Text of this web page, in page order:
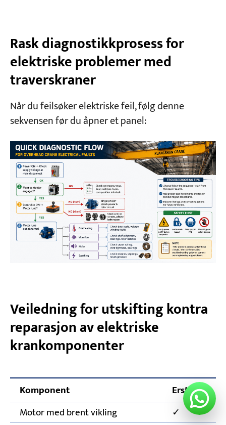
Rask diagnostikkprosess for
elektriske problemer med
traverskraner
Når du feilsøker elektriske feil, følg denne
sekvensen før du åpner et panel:
Veiledning for utskifting kontra
reparasjon av elektriske
krankomponenter
Komponent
Erstatt
Motor med brent vikling
✓